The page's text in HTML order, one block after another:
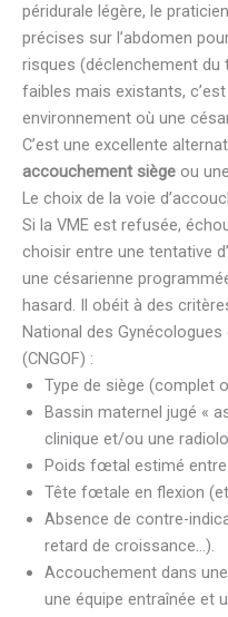
péridurale légère, le
précises sur l’abdomen
risques (déclenchement
faibles mais existants,
environnement où une
C’est une excellente
accouchement siège ou
Le choix de la voie
Si la VME est refusée,
choisir entre une tentative d’
une césarienne
hasard. Il obéit à des
National des
(CNGOF) :
Type de siège (complet
Bassin maternel jugé «
clinique et/ou une
Poids fœtal estimé entre
Tête fœtale en flexion
Absence de contre-
retard de croissance…).
Accouchement dans
une équipe entraînée et